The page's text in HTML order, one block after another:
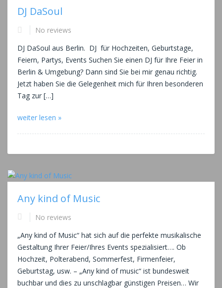
DJ DaSoul
No reviews
DJ DaSoul aus Berlin. DJ für Hochzeiten, Geburtstage,
Feiern, Partys, Events Suchen Sie einen DJ für Ihre Feier in
Berlin & Umgebung? Dann sind Sie bei mir genau richtig.
Jetzt haben Sie die Gelegenheit mich für Ihren besonderen
Tag zur […]
weiter lesen »
Any kind of Music
No reviews
„Any kind of Music“ hat sich auf die perfekte musikalische
Gestaltung Ihrer Feier/Ihres Events spezialisiert…. Ob
Hochzeit, Polterabend, Sommerfest, Firmenfeier,
Geburtstag, usw. – „Any kind of music“ ist bundesweit
buchbar und dies zu unschlagbar günstigen Preisen… Wir